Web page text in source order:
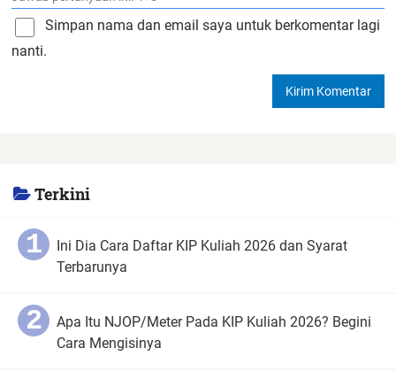
Simpan nama dan email saya untuk berkomentar lagi
nanti.
Terkini
Ini Dia Cara Daftar KIP Kuliah 2026 dan Syarat
Terbarunya
Apa Itu NJOP/Meter Pada KIP Kuliah 2026? Begini
Cara Mengisinya